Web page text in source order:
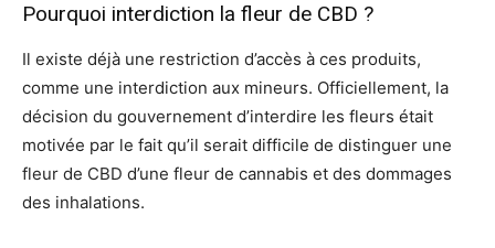
Pourquoi interdiction la fleur de CBD ?
Il existe déjà une restriction d’accès à ces produits,
comme une interdiction aux mineurs. Officiellement, la
décision du gouvernement d’interdire les fleurs était
motivée par le fait qu’il serait difficile de distinguer une
fleur de CBD d’une fleur de cannabis et des dommages
des inhalations.